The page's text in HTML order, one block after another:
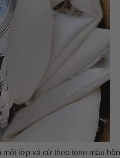
lớp xà cừ theo tone màu